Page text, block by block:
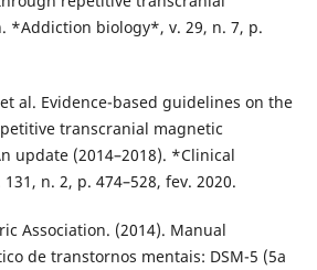
*Addiction biology*, v. 29, n. 7, p.
et al. Evidence-based guidelines on the
transcranial magnetic
update (2014–2018). *Clinical
n. 2, p. 474–528, fev. 2020.
Association. (2014). Manual
de transtornos mentais: DSM-5 (5a